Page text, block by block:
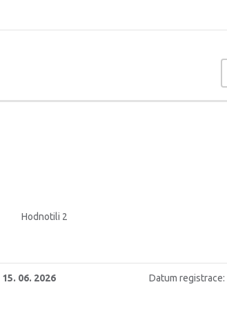
Hodnotili 2
15. 06. 2026 Datum registrace: